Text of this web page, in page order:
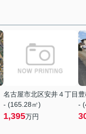
名古屋市北区安井４丁目
- (165.28㎡)
1,395万円
-